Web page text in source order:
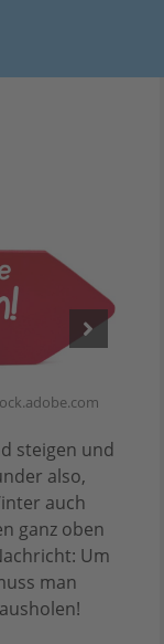
steigen und
also,
auch
ganz oben
Um
man